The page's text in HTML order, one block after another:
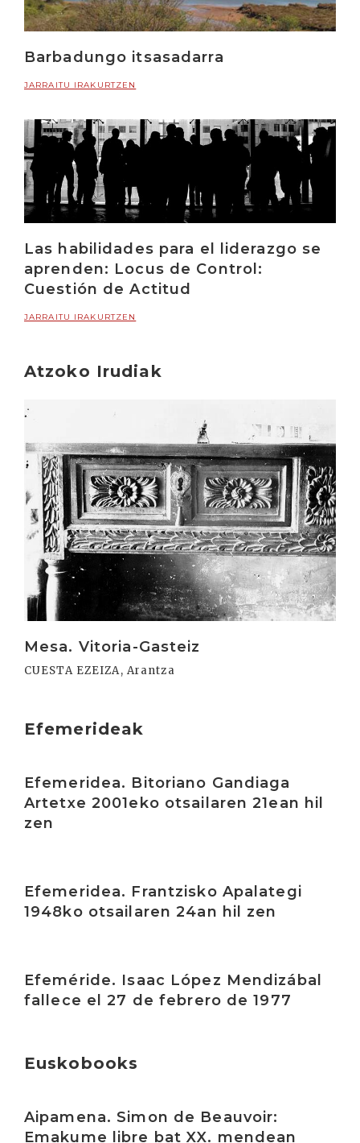
Barbadungo itsasadarra
JARRAITU IRAKURTZEN
Las habilidades para el liderazgo se
aprenden: Locus de Control:
Cuestión de Actitud
JARRAITU IRAKURTZEN
Atzoko Irudiak
Mesa. Vitoria-Gasteiz
CUESTA EZEIZA, Arantza
Irakurri
Efemerideak
Efemeridea. Bitoriano Gandiaga
Artetxe 2001eko otsailaren 21ean hil
zen
Efemeridea. Frantzisko Apalategi
1948ko otsailaren 24an hil zen
Efeméride. Isaac López Mendizábal
fallece el 27 de febrero de 1977
Euskobooks
Aipamena. Simon de Beauvoir:
Emakume libre bat XX. mendean